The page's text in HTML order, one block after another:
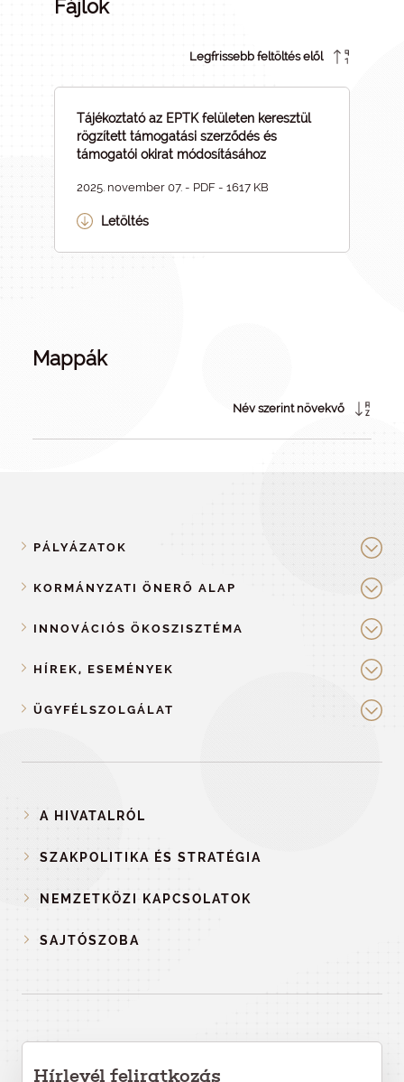
Fájlok
Legfrissebb feltöltés elől
Tájékoztató az EPTK felületen keresztül
rögzített támogatási szerződés és
támogatói okirat módosításához
2025. november 07. - PDF - 1617 KB
Letöltés
Mappák
Név szerint növekvő
PÁLYÁZATOK
KORMÁNYZATI ÖNERŐ ALAP
INNOVÁCIÓS ÖKOSZISZTÉMA
HÍREK, ESEMÉNYEK
ÜGYFÉLSZOLGÁLAT
A HIVATALRÓL
SZAKPOLITIKA ÉS STRATÉGIA
NEMZETKÖZI KAPCSOLATOK
SAJTÓSZOBA
Hírlevél feliratkozás